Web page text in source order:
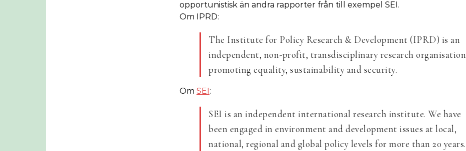
opportunistisk än andra rapporter från till exempel SEI.
Om IPRD:
The Institute for Policy Research & Development (IPRD) is an
independent, non-profit, transdisciplinary research organisation
promoting equality, sustainability and security.
Om SEI:
SEI is an independent international research institute. We have
been engaged in environment and development issues at local,
national, regional and global policy levels for more than 20 years.